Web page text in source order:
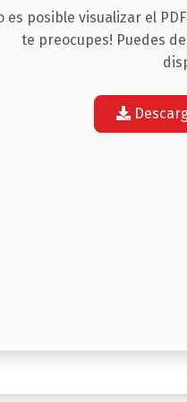
es posible visualizar el
te preocupes! Puedes